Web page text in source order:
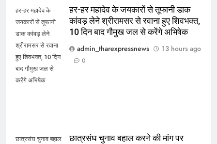
हर-हर महादेव के
जयकारों से तूफानी
डाक कांवड़ लेने
श्रीरामसर से रवाना
हुए शिवभक्त, 10 दिन
बाद गौमुख जल से
करेंगे अभिषेक
हर-हर महादेव के जयकारों से तूफानी डाक
कांवड़ लेने श्रीरामसर से रवाना हुए शिवभक्त,
10 दिन बाद गौमुख जल से करेंगे अभिषेक
admin_tharexpressnews
13 hours ago
0
छात्रसंघ चुनाव बहाल
छात्रसंघ चुनाव बहाल करने की मांग पर